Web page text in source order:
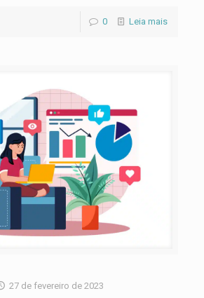
0 Leia mais
27 de fevereiro de 2023